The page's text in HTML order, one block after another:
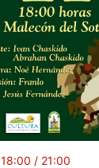
18:00 / 21:00